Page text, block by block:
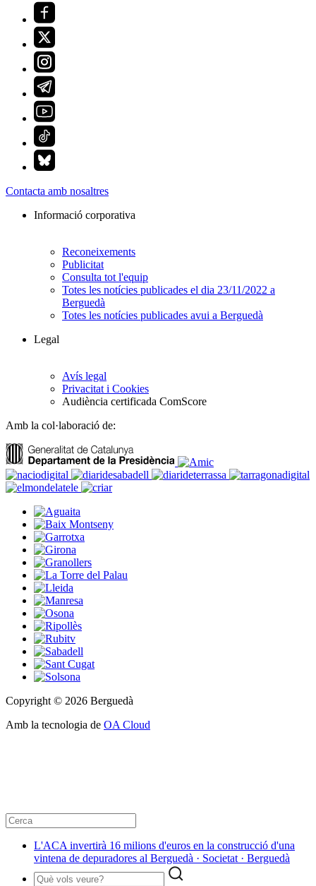
Contacta amb nosaltres
Informació corporativa
Reconeixements
Publicitat
Consulta tot l'equip
Totes les notícies publicades el dia 23/11/2022 a
Berguedà
Totes les notícies publicades avui a Berguedà
Legal
Avís legal
Privacitat i Cookies
Audiència certificada ComScore
Amb la col·laboració de:
Copyright © 2026 Berguedà
Amb la tecnologia de OA Cloud
L'ACA invertirà 16 milions d'euros en la construcció d'una
vintena de depuradores al Berguedà · Societat · Berguedà